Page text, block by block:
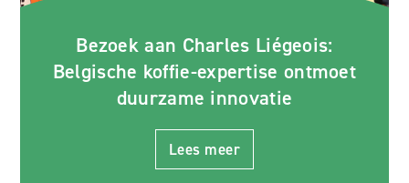
Bezoek aan Charles Liégeois:
Belgische koffie-expertise ontmoet
duurzame innovatie
Lees meer